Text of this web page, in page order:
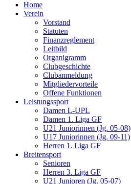
Home
Verein
Vorstand
Statuten
Finanzreglement
Leitbild
Organigramm
Clubgeschichte
Clubanmeldung
Mitgliedervorteile
Offene Funktionen
Leistungssport
Damen L-UPL
Damen 1. Liga GF
U21 Juniorinnen (Jg. 05-08)
U17 Juniorinnen (Jg. 09-11)
Herren 1. Liga GF
Breitensport
Senioren
Herren 3. Liga GF
U21 Junioren (Jg. 05-07)